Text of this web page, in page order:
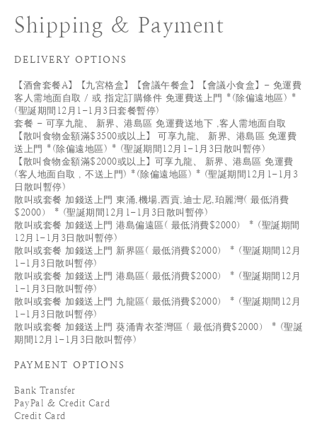
Shipping & Payment
DELIVERY OPTIONS
【酒會套餐A】【九宮格盒】【會議午餐盒】【會議小食盒】- 免運費
客人需地面自取 / 或 指定訂購條件 免運費送上門 *(除偏遠地區) *
(聖誕期間12月1-1月3日套餐暫停)
套餐 - 可享九龍、 新界、港島區 免運費送地下 ,客人需地面自取
【散叫食物金額滿$3500或以上】 可享九龍、 新界、港島區 免運費
送上門 *(除偏遠地區) * (聖誕期間12月1-1月3日散叫暫停)
【散叫食物金額滿$2000或以上】可享九龍、 新界、港島區 免運費
(客人地面自取 , 不送上門) *(除偏遠地區) * (聖誕期間12月1-1月3
日散叫暫停)
散叫或套餐 加錢送上門 東涌,機場,西貢,迪士尼,珀麗灣( 最低消費
$2000） * (聖誕期間12月1-1月3日散叫暫停)
散叫或套餐 加錢送上門 港島偏遠區( 最低消費$2000） * (聖誕期間
12月1-1月3日散叫暫停)
散叫或套餐 加錢送上門 新界區( 最低消費$2000） * (聖誕期間12月
1-1月3日散叫暫停)
散叫或套餐 加錢送上門 港島區( 最低消費$2000） * (聖誕期間12月
1-1月3日散叫暫停)
散叫或套餐 加錢送上門 九龍區( 最低消費$2000） * (聖誕期間12月
1-1月3日散叫暫停)
散叫或套餐 加錢送上門 葵涌青衣荃灣區 ( 最低消費$2000） * (聖誕
期間12月1-1月3日散叫暫停)
PAYMENT OPTIONS
Bank Transfer
PayPal & Credit Card
Credit Card